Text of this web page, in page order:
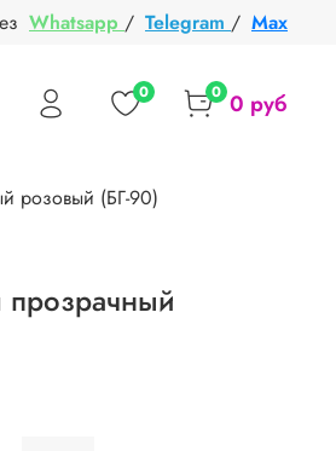
Whatsapp / Telegram / Max
0 0 0 руб
розовый (БГ-90)
прозрачный